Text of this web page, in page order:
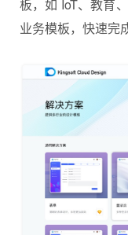
板，如 IoT、教育
业务模板，快速完